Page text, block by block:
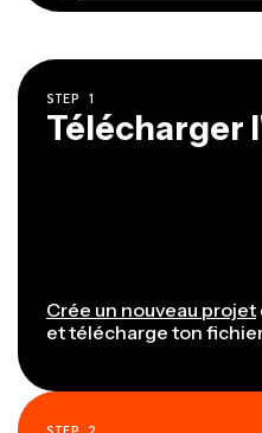
STEP 1
Télécharger
Crée un nouveau projet
et télécharge ton